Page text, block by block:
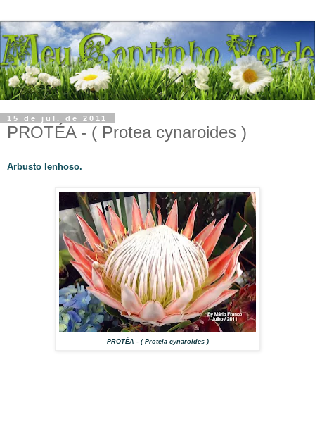
15 de jul. de 2011
PROTÉA - ( Protea cynaroides )
Arbusto lenhoso.
PROTÉA - ( Proteia cynaroides )